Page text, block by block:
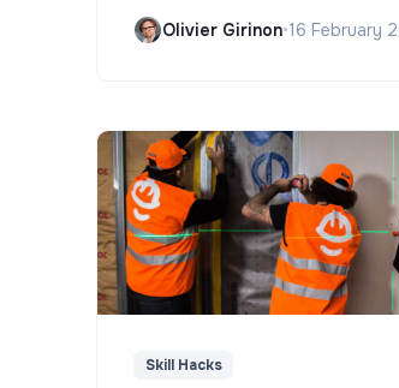
Olivier Girinon•16 February
Skill Hacks